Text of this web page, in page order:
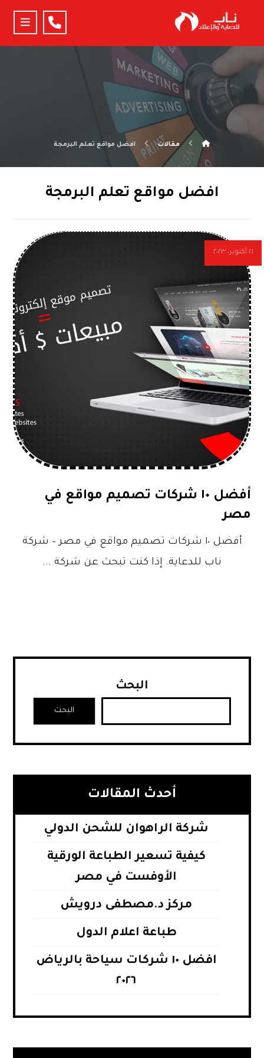
مقالات افضل مواقع تعلم البرمجة
افضل مواقع تعلم البرمجة
أفضل ١٠ شركات تصميم مواقع في
مصر
٢١ أكتوبر، ٢٠٢٣
أفضل ١٠ شركات تصميم مواقع في مصر – شركة
ناب للدعاية. إذا كنت تبحث عن شركة ...
البحث
البحث
أحدث المقالات
شركة الراهوان للشحن الدولي
كيفية تسعير الطباعة الورقية
الأوفست في مصر
مركز د.مصطفى درويش
طباعة اعلام الدول
افضل ١٠ شركات سياحة بالرياض
٢٠٢٦